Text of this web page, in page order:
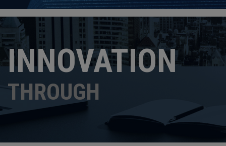
INNOVATION
THROUGH